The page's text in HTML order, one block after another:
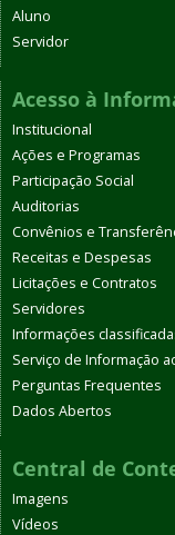
Aluno
Servidor
Acesso à
Institucional
Ações e Programas
Participação Social
Auditorias
Convênios e
Receitas e Despesas
Licitações e Contratos
Servidores
Informações
Serviço de Informação
Perguntas Frequentes
Dados Abertos
Central de
Imagens
Vídeos